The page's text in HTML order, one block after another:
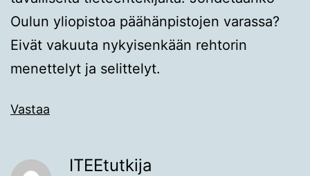
Oulun yliopistoa päähänpistojen varassa?
Eivät vakuuta nykyisenkään rehtorin
menettelyt ja selittelyt.
Vastaa
ITEEtutkija